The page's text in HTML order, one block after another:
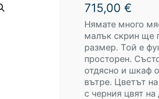
715,00 €
Нямате много
малък скрин ще
размер. Той е
просторен.
отдясно и шкаф
вътре. Цветът
с черния цвят